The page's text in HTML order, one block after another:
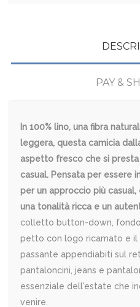
PAY &
In 100% lino, una fibra
leggera, questa camicia
aspetto fresco che si
casual. Pensata per essere
per un approccio più
una tonalità ricca e un
colletto button-down,
petto con logo ricamato e il
passante appendiabiti sul
pantaloncini, jeans e
essenziale dell'estate che
venire.